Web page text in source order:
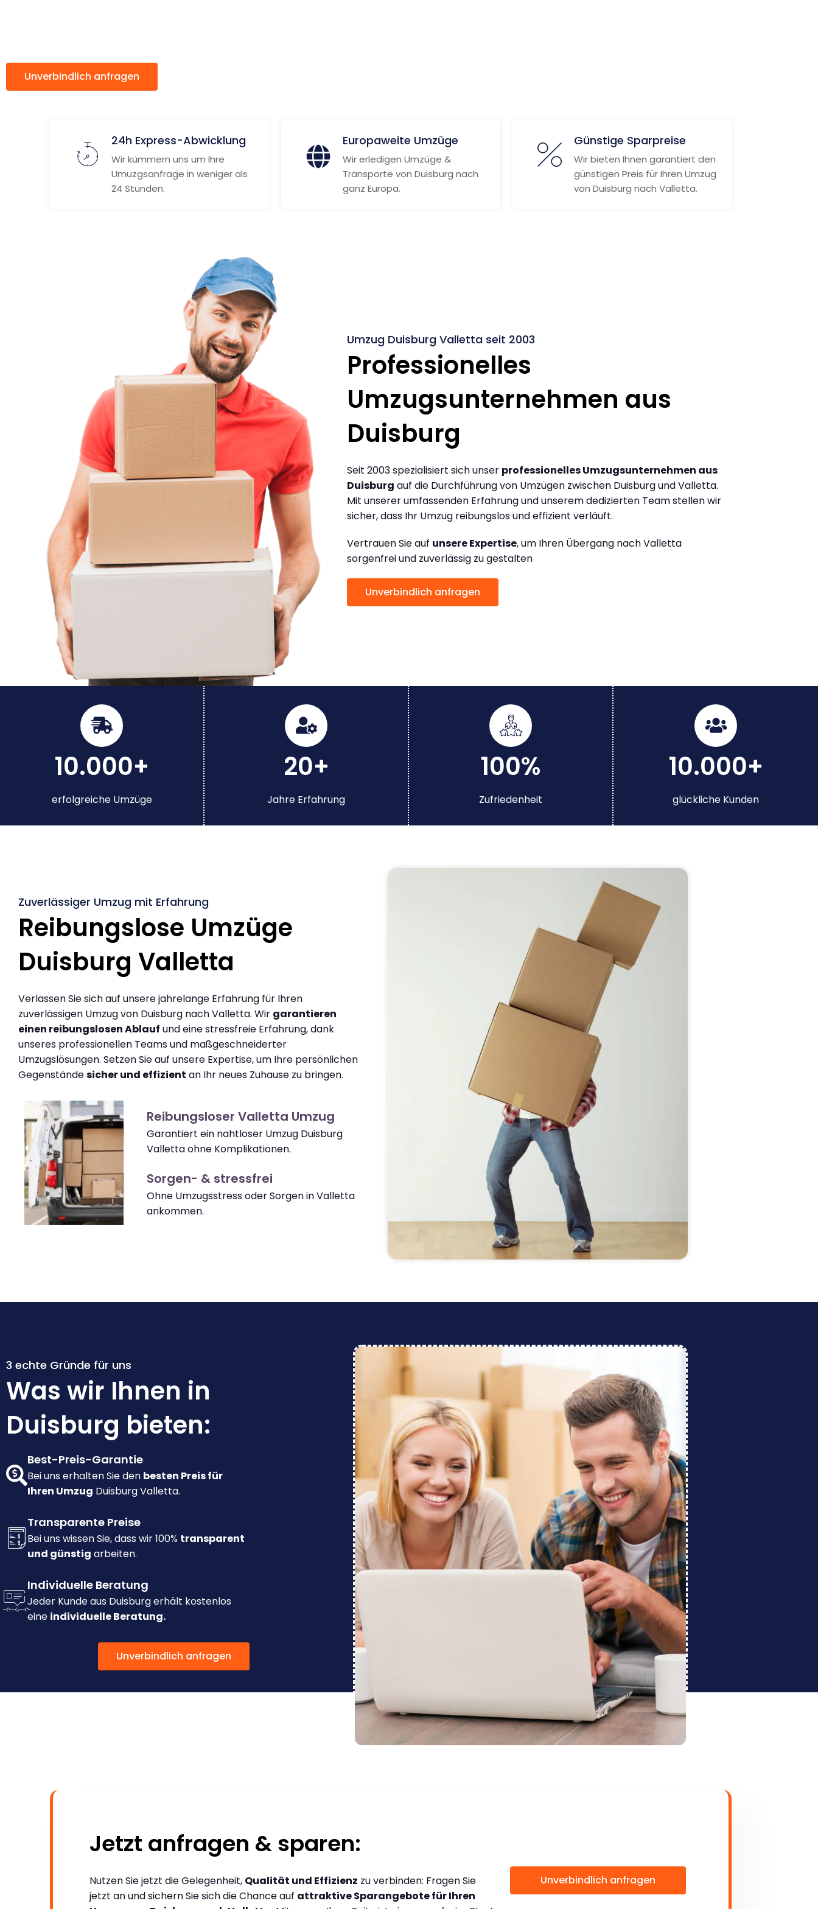
Unverbindlich anfragen
24h Express-Abwicklung
Wir kümmern uns um Ihre
Umuzgsanfrage in weniger als
24 Stunden.
Europaweite Umzüge
Wir erledigen Umzüge &
Transporte von Duisburg nach
ganz Europa.
Günstige Sparpreise
Wir bieten Ihnen garantiert den
günstigen Preis für Ihren Umzug
von Duisburg nach Valletta.
Umzug Duisburg Valletta seit 2003
Professionelles
Umzugsunternehmen aus
Duisburg
Seit 2003 spezialisiert sich unser professionelles Umzugsunternehmen aus
Duisburg auf die Durchführung von Umzügen zwischen Duisburg und Valletta.
Mit unserer umfassenden Erfahrung und unserem dedizierten Team stellen wir
sicher, dass Ihr Umzug reibungslos und effizient verläuft.
Vertrauen Sie auf unsere Expertise, um Ihren Übergang nach Valletta
sorgenfrei und zuverlässig zu gestalten
Unverbindlich anfragen
10.000+
erfolgreiche Umzüge
20+
Jahre Erfahrung
100%
Zufriedenheit
10.000+
glückliche Kunden
Zuverlässiger Umzug mit Erfahrung
Reibungslose Umzüge
Duisburg Valletta
Verlassen Sie sich auf unsere jahrelange Erfahrung für Ihren
zuverlässigen Umzug von Duisburg nach Valletta. Wir garantieren
einen reibungslosen Ablauf und eine stressfreie Erfahrung, dank
unseres professionellen Teams und maßgeschneiderter
Umzugslösungen. Setzen Sie auf unsere Expertise, um Ihre persönlichen
Gegenständesicher und effizient an Ihr neues Zuhause zu bringen.
Reibungsloser Valletta Umzug
Garantiert ein nahtloser Umzug Duisburg
Valletta ohne Komplikationen.
Sorgen- & stressfrei
Ohne Umzugsstress oder Sorgen in Valletta
ankommen.
3 echte Gründe für uns
Was wir Ihnen in
Duisburg bieten:
Best-Preis-Garantie
Bei uns erhalten Sie den besten Preis für
Ihren Umzug Duisburg Valletta.
Transparente Preise
Bei uns wissen Sie, dass wir 100% transparent
und günstig arbeiten.
Individuelle Beratung
Jeder Kunde aus Duisburg erhält kostenlos
eine individuelle Beratung.
Unverbindlich anfragen
Jetzt anfragen & sparen:
Nutzen Sie jetzt die Gelegenheit, Qualität und Effizienz zu verbinden: Fragen Sie
jetzt an und sichern Sie sich die Chance auf attraktive Sparangebote für Ihren
Unverbindlich anfragen